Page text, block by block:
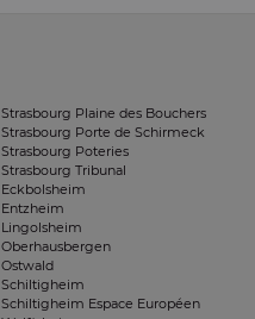
Strasbourg Plaine des Bouchers
Strasbourg Porte de Schirmeck
Strasbourg Poteries
Strasbourg Tribunal
Eckbolsheim
Entzheim
Lingolsheim
Oberhausbergen
Ostwald
Schiltigheim
Schiltigheim Espace Européen